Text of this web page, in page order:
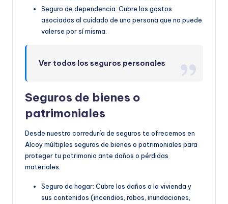
Seguro de dependencia: Cubre los gastos
asociados al cuidado de una persona que no puede
valerse por sí misma.
Ver todos los seguros personales
Seguros de bienes o
patrimoniales
Desde nuestra correduría de seguros te ofrecemos en
Alcoy múltiples seguros de bienes o patrimoniales para
proteger tu patrimonio ante daños o pérdidas
materiales.
Seguro de hogar: Cubre los daños a la vivienda y
sus contenidos (incendios, robos, inundaciones,